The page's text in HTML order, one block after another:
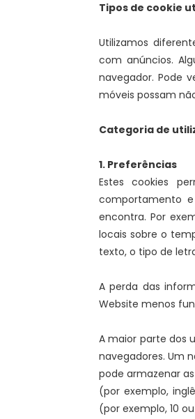
Tipos de cookie
Utilizamos
com anúncios.
navegador. Pode
móveis possam
Categoria de
1. Preferências
Estes cookies
comportamento
encontra. Por
locais sobre o
texto, o tipo de
A perda das
Website menos
A maior parte dos
navegadores. Um
pode armazenar
(por exemplo,
(por exemplo, 10